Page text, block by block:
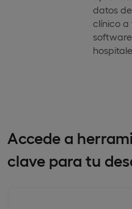
datos
clínico a
Accede a
clave para tu